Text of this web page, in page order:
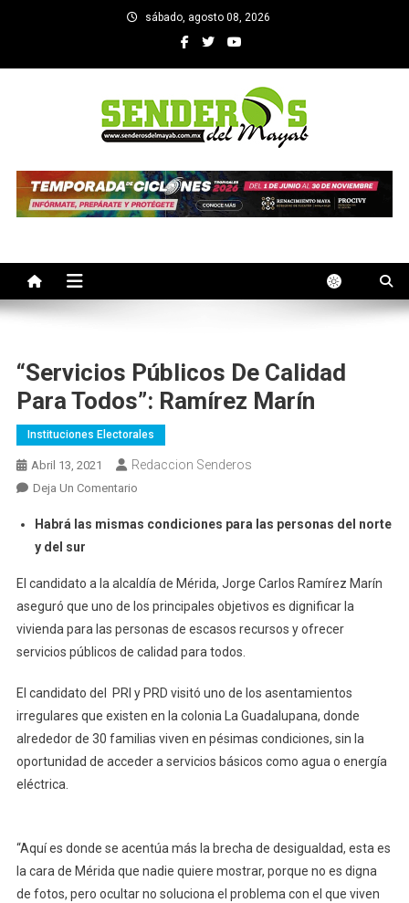
sábado, agosto 08, 2026
SENDEROS DEL MAYAB
“Servicios Públicos De Calidad
Para Todos”: Ramírez Marín
Instituciones Electorales
Abril 13, 2021 Redaccion Senderos
Deja Un ComentarioEn
Públicos
Para
Todos”:
Ramírez
Marín
Habrá las mismas condiciones para las personas del norte
y del sur
El candidato a la alcaldía de Mérida, Jorge Carlos Ramírez Marín
aseguró que uno de los principales objetivos es dignificar la
vivienda para las personas de escasos recursos y ofrecer
servicios públicos de calidad para todos.
El candidato del PRI y PRD visitó uno de los asentamientos
irregulares que existen en la colonia La Guadalupana, donde
alrededor de 30 familias viven en pésimas condiciones, sin la
oportunidad de acceder a servicios básicos como agua o energía
eléctrica.
“Aquí es donde se acentúa más la brecha de desigualdad, esta es
la cara de Mérida que nadie quiere mostrar, porque no es digna
de fotos, pero ocultar no soluciona el problema con el que viven